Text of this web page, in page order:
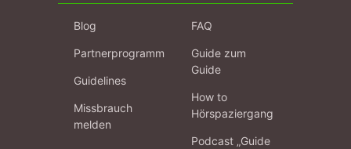
Blog
Partnerprogramm
Guidelines
Missbrauch
melden
FAQ
Guide zum
Guide
How to
Hörspaziergang
Podcast „Guide